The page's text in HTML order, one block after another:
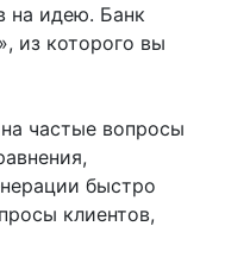
на идею. Банк
из которого вы
частые вопросы
быстро
клиентов,